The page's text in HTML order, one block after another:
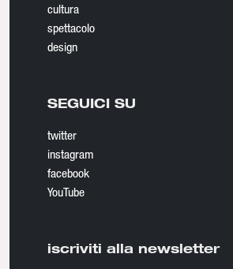
cultura
spettacolo
design
SEGUICI SU
twitter
instagram
facebook
YouTube
iscriviti alla newsletter